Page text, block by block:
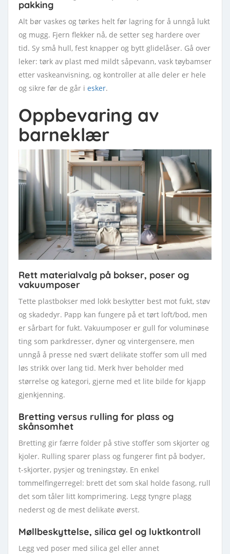
pakking
Alt bør vaskes og tørkes helt før lagring for å unngå lukt
og mugg. Fjern flekker nå, de setter seg hardere over
tid. Sy små hull, fest knapper og bytt glidelåser. Gå over
leker: tørk av plast med mildt såpevann, vask tøybamser
etter vaskeanvisning, og kontroller at alle deler er hele
og sikre før de går i esker.
Oppbevaring av
barneklær
Rett materialvalg på bokser, poser og
vakuumposer
Tette plastbokser med lokk beskytter best mot fukt, støv
og skadedyr. Papp kan fungere på et tørt loft/bod, men
er sårbart for fukt. Vakuumposer er gull for voluminøse
ting som parkdresser, dyner og vintergensere, men
unngå å presse ned svært delikate stoffer som ull med
løs strikk over lang tid. Merk hver beholder med
størrelse og kategori, gjerne med et lite bilde for kjapp
gjenkjenning.
Bretting versus rulling for plass og
skånsomhet
Bretting gir færre folder på stive stoffer som skjorter og
kjoler. Rulling sparer plass og fungerer fint på bodyer,
t-skjorter, pysjer og treningstøy. En enkel
tommelfingerregel: brett det som skal holde fasong, rull
det som tåler litt komprimering. Legg tyngre plagg
nederst og de mest delikate øverst.
Møllbeskyttelse, silica gel og luktkontroll
Legg ved poser med silica gel eller annet